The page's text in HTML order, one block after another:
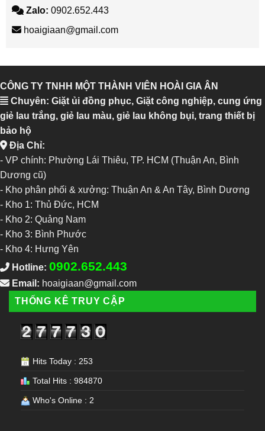
Zalo: 0902.652.443
hoaigiaan@gmail.com
CÔNG TY TNHH MỘT THÀNH VIÊN HOÀI GIA ÂN
Chuyên: Giặt ủi đồng phục, Giặt công nghiệp, cung ứng
giẻ lau trắng, giẻ lau màu, giẻ lau không bụi, trang thiết bị
bảo hộ
Địa Chỉ:
- VP chính: Phường Lái Thiêu, TP. HCM (Thuận An, Bình
Dương cũ)
- Kho phân phối & xưởng: Thuận An & An Tây, Bình Dương
- Kho 1: Thủ Đức, HCM
- Kho 2: Quảng Nam
- Kho 3: Bình Phước
- Kho 4: Hưng Yên
Hotline: 0902.652.443
Email: hoaigiaan@gmail.com
THỐNG KÊ TRUY CẬP
Hits Today : 253
Total Hits : 984870
Who's Online : 2